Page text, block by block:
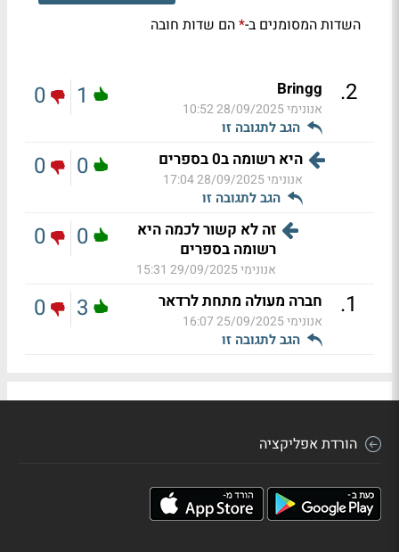
השדות המסומנים ב-*הם שדות חובה
2
.
Bringg
אנונימי28/09/2025 10:52
הגב לתגובה זו
1
0
היא רשומה ב0 בספרים
אנונימי28/09/2025 17:04
הגב לתגובה זו
0
0
זה לא קשור לכמה היא
רשומה בספרים
אנונימי29/09/2025 15:31
0
0
1
. חברה מעולה מתחת לרדאר
אנונימי25/09/2025 16:07
הגב לתגובה זו
3
0
הורדת אפליקציה